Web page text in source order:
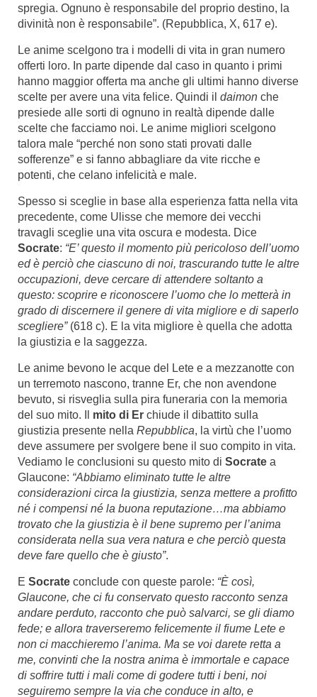
spregia. Ognuno è responsabile del proprio destino, la
divinità non è responsabile”. (Repubblica, X, 617 e).
Le anime scelgono tra i modelli di vita in gran numero
offerti loro. In parte dipende dal caso in quanto i primi
hanno maggior offerta ma anche gli ultimi hanno diverse
scelte per avere una vita felice. Quindi il daimon che
presiede alle sorti di ognuno in realtà dipende dalle
scelte che facciamo noi. Le anime migliori scelgono
talora male “perché non sono stati provati dalle
sofferenze” e si fanno abbagliare da vite ricche e
potenti, che celano infelicità e male.
Spesso si sceglie in base alla esperienza fatta nella vita
precedente, come Ulisse che memore dei vecchi
travagli sceglie una vita oscura e modesta. Dice
Socrate: “E’ questo il momento più pericoloso dell’uomo
ed è perciò che ciascuno di noi, trascurando tutte le altre
occupazioni, deve cercare di attendere soltanto a
questo: scoprire e riconoscere l’uomo che lo metterà in
grado di discernere il genere di vita migliore e di saperlo
scegliere” (618 c). E la vita migliore è quella che adotta
la giustizia e la saggezza.
Le anime bevono le acque del Lete e a mezzanotte con
un terremoto nascono, tranne Er, che non avendone
bevuto, si risveglia sulla pira funeraria con la memoria
del suo mito. Il mito di Er chiude il dibattito sulla
giustizia presente nella Repubblica, la virtù che l’uomo
deve assumere per svolgere bene il suo compito in vita.
Vediamo le conclusioni su questo mito di Socrate a
Glaucone: “Abbiamo eliminato tutte le altre
considerazioni circa la giustizia, senza mettere a profitto
né i compensi né la buona reputazione…ma abbiamo
trovato che la giustizia è il bene supremo per l’anima
considerata nella sua vera natura e che perciò questa
deve fare quello che è giusto”.
E Socrate conclude con queste parole: “È così,
Glaucone, che ci fu conservato questo racconto senza
andare perduto, racconto che può salvarci, se gli diamo
fede; e allora traverseremo felicemente il fiume Lete e
non ci macchieremo l’anima. Ma se voi darete retta a
me, convinti che la nostra anima è immortale e capace
di soffrire tutti i mali come di godere tutti i beni, noi
seguiremo sempre la via che conduce in alto, e